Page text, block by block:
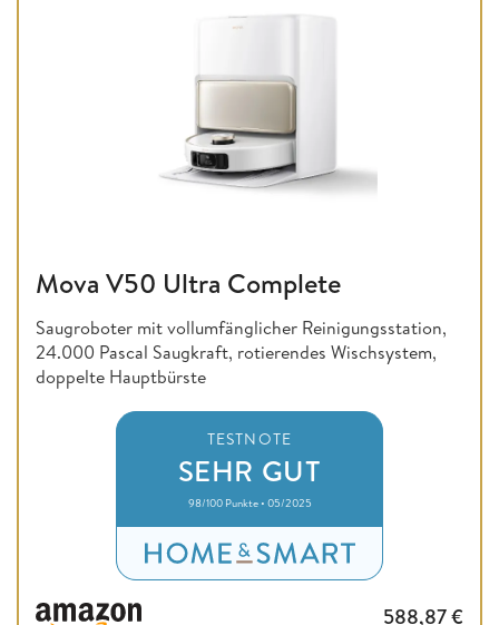
Mova V50 Ultra Complete
Saugroboter mit vollumfänglicher Reinigungsstation,
24.000 Pascal Saugkraft, rotierendes Wischsystem,
doppelte Hauptbürste
TESTNOTE
SEHR GUT
98/100 Punkte • 05/2025
588,87€